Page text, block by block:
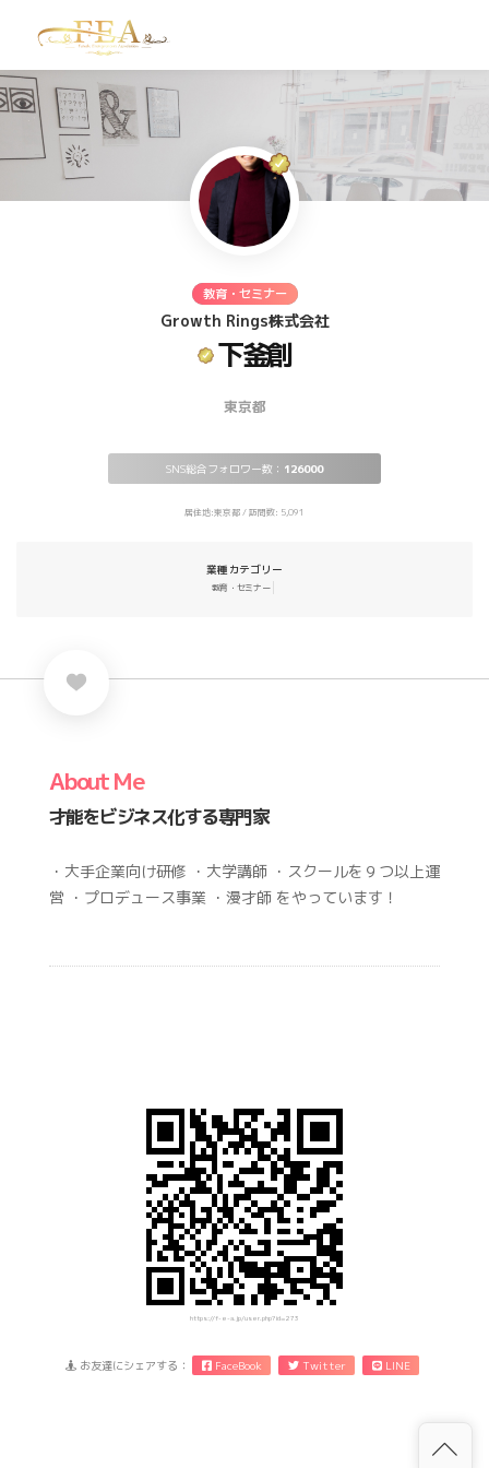
お問い合わせ
教育・セミナー
Growth Rings株式会社
下釜創
東京都
SNS総合フォロワー数： 126000
居住地:東京都 / 訪問数: 5,091
業種カテゴリー
教育・セミナー
About Me
才能をビジネス化する専門家
・大手企業向け研修 ・大学講師 ・スクールを９つ以上運
営 ・プロデュース事業 ・漫才師 をやっています！
https://f-e-a.jp/user.php?id=273
お友達にシェアする： FaceBook Twitter LINE